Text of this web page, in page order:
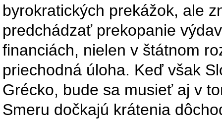
byrokratických prekážok, ale
predchádzať prekopanie
financiách, nielen v štátnom
priechodná úloha. Keď však
Grécko, bude sa musieť aj v
Smeru dočkajú krátenia